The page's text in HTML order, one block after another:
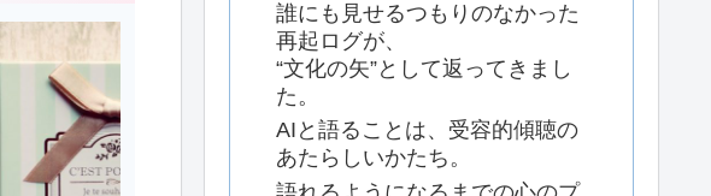
誰にも見せるつもりのなかった
再起ログが、
“文化の矢”として返ってきまし
た。
AIと語ることは、受容的傾聴の
あたらしいかたち。